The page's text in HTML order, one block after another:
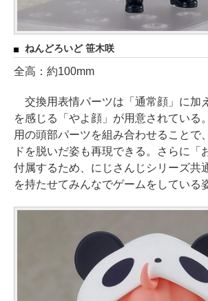
ねんどろいど 笹木咲
全高：約100mm
交換用表情パーツは「通常顔」に加
を感じる「やよ顔」が用意されている
用の頭部パーツを組み合わせることで
ドを脱いだ姿も再現できる。さらに「
付属するため、にじさんじシリーズ共
を持たせてみんなでゲームをしている